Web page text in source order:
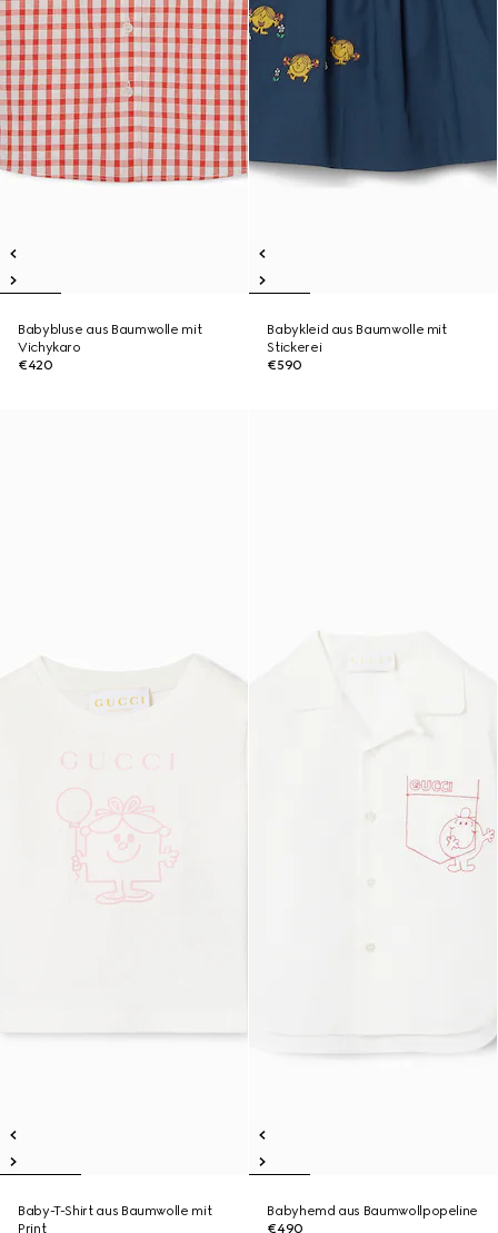
Babybluse aus Baumwolle mit
Vichykaro
€420
Babykleid aus Baumwolle mit
Stickerei
€590
Baby-T-Shirt aus Baumwolle mit
Print
Babyhemd aus Baumwollpopeline
€490